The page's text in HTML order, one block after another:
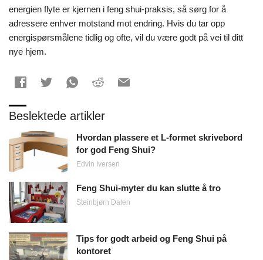
energien flyte er kjernen i feng shui-praksis, så sørg for å
adressere enhver motstand mot endring. Hvis du tar opp
energispørsmålene tidlig og ofte, vil du være godt på vei til ditt
nye hjem.
Beslektede artikler
Hvordan plassere et L-formet skrivebord
for god Feng Shui?
Edvin Iversen
Feng Shui-myter du kan slutte å tro
Steinbjørn Dalen
Tips for godt arbeid og Feng Shui på
kontoret